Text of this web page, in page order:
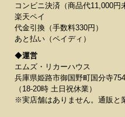
コンビニ決済（商品代11,000円
楽天ペイ
代金引換（手数料330円）
あと払い（ペイディ）
◆運営
エムズ・リカーハウス
兵庫県姫路市御国野町国分寺
（18-20時 土日祝休業）
※実店舗はありません。通販と